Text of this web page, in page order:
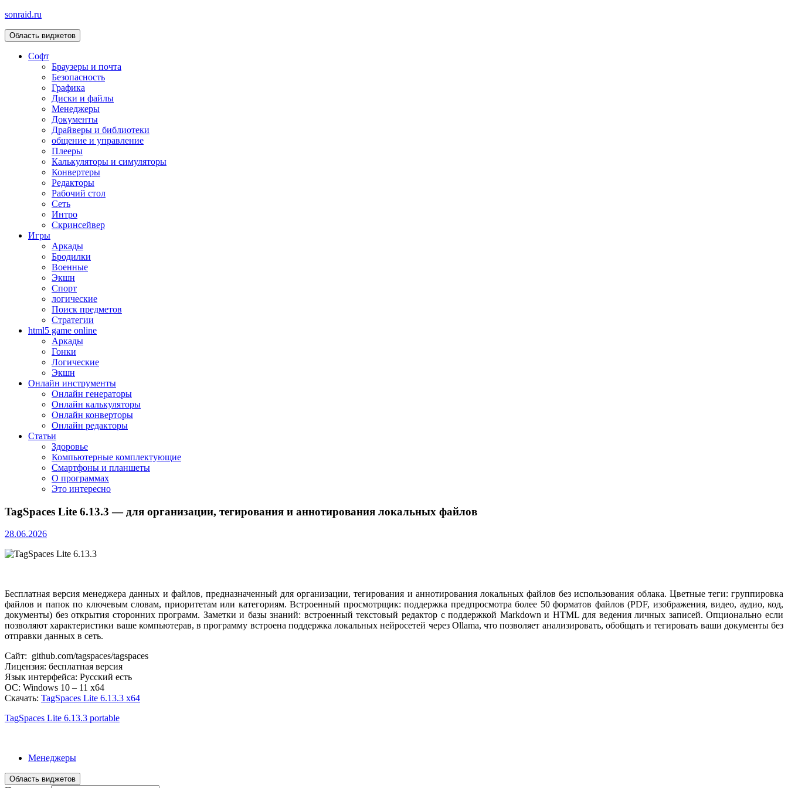
sonraid.ru
Скачивай программы, мини игры
Область виджетов
Софт
Браузеры и почта
Безопасность
Графика
Диски и файлы
Менеджеры
Документы
Драйверы и библиотеки
общение и управление
Плееры
Калькуляторы и симуляторы
Конвертеры
Редакторы
Рабочий стол
Сеть
Интро
Скринсейвер
Игры
Аркады
Бродилки
Военные
Экшн
Спорт
логические
Поиск предметов
Стратегии
html5 game online
Аркады
Гонки
Логические
Экшн
Онлайн инструменты
Онлайн генераторы
Онлайн калькуляторы
Онлайн конверторы
Онлайн редакторы
Статьи
Здоровье
Компьютерные комплектующие
Смартфоны и планшеты
О программах
Это интересно
TagSpaces Lite 6.13.3 — для организации, тегирования и аннотирования локальных файлов
28.06.2026
Бесплатная версия менеджера данных и файлов, предназначенный для организации, тегирования и аннотирования локальных файлов без использования облака. Цветные теги: группировка
файлов и папок по ключевым словам, приоритетам или категориям. Встроенный просмотрщик: поддержка предпросмотра более 50 форматов файлов (PDF, изображения, видео, аудио, код,
документы) без открытия сторонних программ. Заметки и базы знаний: встроенный текстовый редактор с поддержкой Markdown и HTML для ведения личных записей. Опционально если
позволяют характеристики ваше компьютерав, в программу встроена поддержка локальных нейросетей через Ollama, что позволяет анализировать, обобщать и тегировать ваши документы без
отправки данных в сеть.
Сайт: github.com/tagspaces/tagspaces
Лицензия: бесплатная версия
Язык интерфейса: Русский есть
ОС: Windows 10 – 11 x64
Скачать: TagSpaces Lite 6.13.3 x64
TagSpaces Lite 6.13.3 portable
Менеджеры
Область виджетов